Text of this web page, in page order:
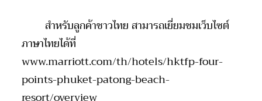
สำหรับลูกค้าชาวไทย สามารถเยี่ยมชมเว็บไซต์
ภาษาไทยได้ที่
www.marriott.com/th/hotels/hktfp-four-
points-phuket-patong-beach-